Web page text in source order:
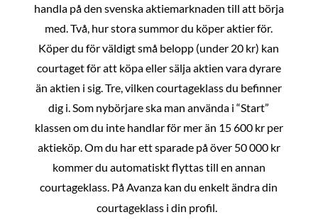
handla på den svenska aktiemarknaden till att börja
med. Två, hur stora summor du köper aktier för.
Köper du för väldigt små belopp (under 20 kr) kan
courtaget för att köpa eller sälja aktien vara dyrare
än aktien i sig. Tre, vilken courtageklass du befinner
dig i. Som nybörjare ska man använda i “Start”
klassen om du inte handlar för mer än 15 600 kr per
aktieköp. Om du har ett sparade på över 50 000 kr
kommer du automatiskt flyttas till en annan
courtageklass. På Avanza kan du enkelt ändra din
courtageklass i din profil.